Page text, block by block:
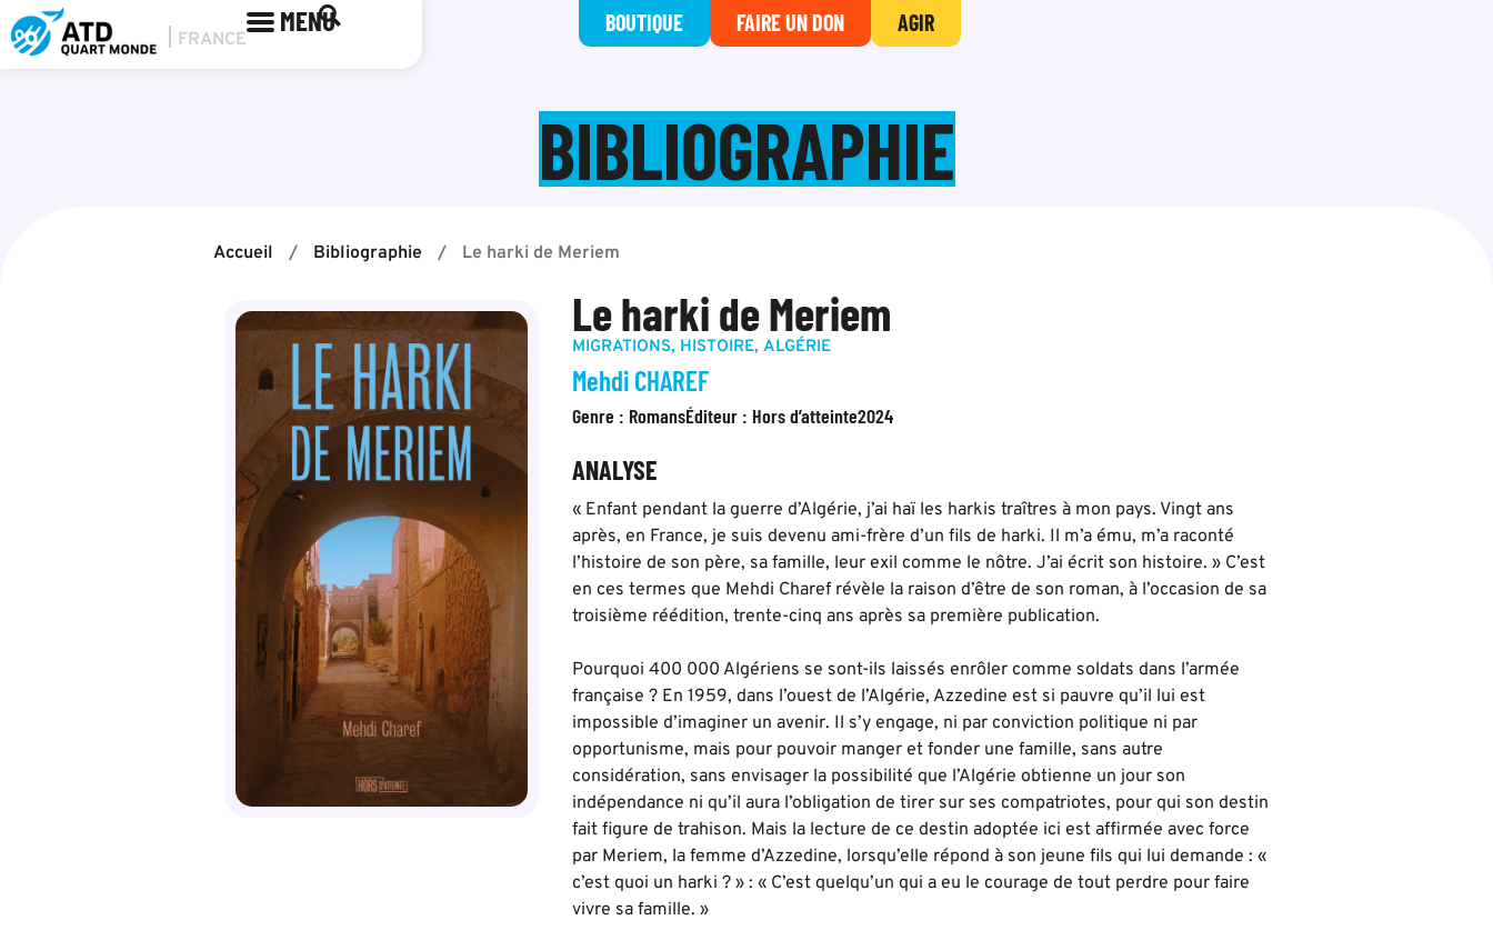
MENU BOUTIQUE FAIRE UN DON AGIR
BIBLIOGRAPHIE
Accueil / Bibliographie / Le harki de Meriem
Le harki de Meriem
MIGRATIONS, HISTOIRE,ALGÉRIE
Mehdi CHAREF
Genre : RomansÉditeur : Hors d’atteinte2024
ANALYSE
« Enfant pendant la guerre d’Algérie, j’ai haï les harkis traîtres à mon pays. Vingt ans
après, en France, je suis devenu ami-frère d’un fils de harki. Il m’a ému, m’a raconté
l’histoire de son père, sa famille, leur exil comme le nôtre. J’ai écrit son histoire. » C’est
en ces termes que Mehdi Charef révèle la raison d’être de son roman, à l’occasion de sa
troisième réédition, trente-cinq ans après sa première publication.
Pourquoi 400 000 Algériens se sont-ils laissés enrôler comme soldats dans l’armée
française ? En 1959, dans l’ouest de l’Algérie, Azzedine est si pauvre qu’il lui est
impossible d’imaginer un avenir. Il s’y engage, ni par conviction politique ni par
opportunisme, mais pour pouvoir manger et fonder une famille, sans autre
considération, sans envisager la possibilité que l’Algérie obtienne un jour son
indépendance ni qu’il aura l’obligation de tirer sur ses compatriotes, pour qui son destin
fait figure de trahison. Mais la lecture de ce destin adoptée ici est affirmée avec force
par Meriem, la femme d’Azzedine, lorsqu’elle répond à son jeune fils qui lui demande : «
c’est quoi un harki ? » : « C’est quelqu’un qui a eu le courage de tout perdre pour faire
vivre sa famille. »